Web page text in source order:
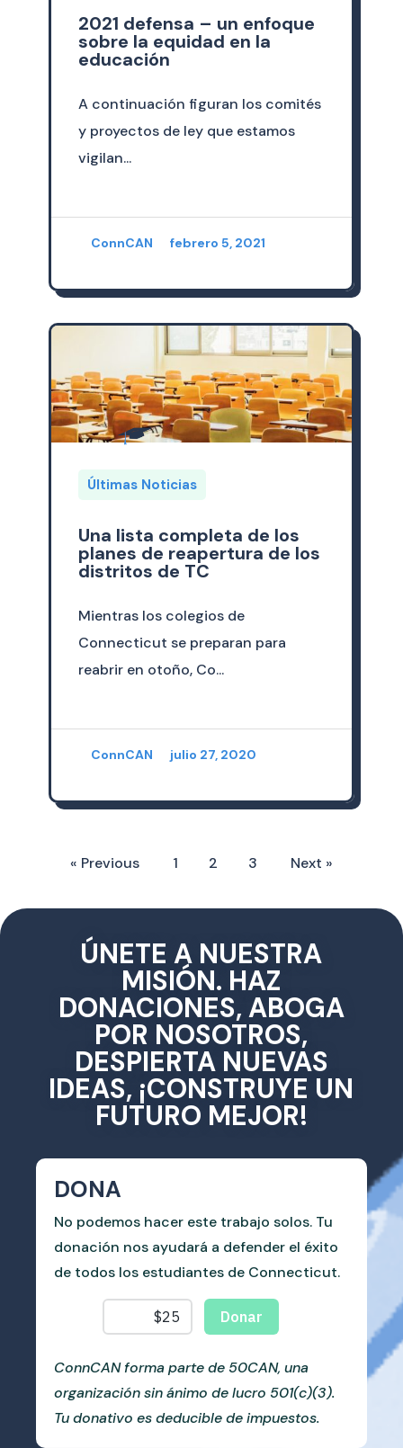
2021 defensa – un enfoque
sobre la equidad en la
educación
A continuación figuran los comités
y proyectos de ley que estamos
vigilan...
ConnCAN febrero 5, 2021
Últimas Noticias
Una lista completa de los
planes de reapertura de los
distritos de TC
Mientras los colegios de
Connecticut se preparan para
reabrir en otoño, Co...
ConnCAN julio 27, 2020
« Previous 1 2 3 Next »
ÚNETE A NUESTRA
MISIÓN. HAZ
DONACIONES, ABOGA
POR NOSOTROS,
DESPIERTA NUEVAS
IDEAS, ¡CONSTRUYE UN
FUTURO MEJOR!
DONA
No podemos hacer este trabajo solos. Tu
donación nos ayudará a defender el éxito
de todos los estudiantes de Connecticut.
ConnCAN forma parte de 50CAN, una
organización sin ánimo de lucro 501(c)(3).
Tu donativo es deducible de impuestos.